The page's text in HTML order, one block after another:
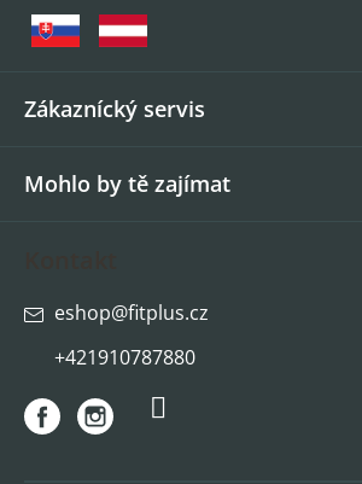
Zákaznícký servis
Mohlo by tě zajímat
eshop@fitplus.cz
+421910787880